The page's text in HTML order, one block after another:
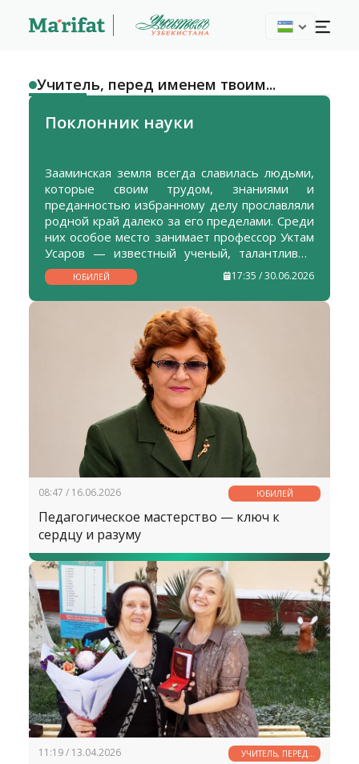
Учитель, перед именем твоим...
Поклонник науки
Зааминская земля всегда славилась людьми,
которые своим трудом, знаниями и
преданностью избранному делу прославляли
родной край далеко за его пределами. Среди
них особое место занимает профессор Уктам
Усаров — известный ученый, талантливый
педагог, исследователь и наставник,
посвятивший свою жизнь служению науке и
воспитанию молодого поколения.
ЮБИЛЕЙ 17:35 / 30.06.2026
08:47 / 16.06.2026 ЮБИЛЕЙ
Педагогическое мастерство — ключ к
сердцу и разуму
11:19 / 13.04.2026
УЧИТЕЛЬ, ПЕРЕД